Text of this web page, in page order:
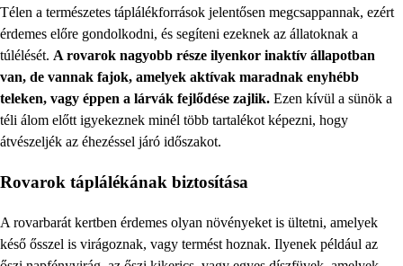
Télen a természetes táplálékforrások jelentősen megcsappannak, ezért
érdemes előre gondolkodni, és segíteni ezeknek az állatoknak a
túlélését. A rovarok nagyobb része ilyenkor inaktív állapotban
van, de vannak fajok, amelyek aktívak maradnak enyhébb
teleken, vagy éppen a lárvák fejlődése zajlik. Ezen kívül a sünök a
téli álom előtt igyekeznek minél több tartalékot képezni, hogy
átvészeljék az éhezéssel járó időszakot.
Rovarok táplálékának biztosítása
A rovarbarát kertben érdemes olyan növényeket is ültetni, amelyek
késő ősszel is virágoznak, vagy termést hoznak. Ilyenek például az